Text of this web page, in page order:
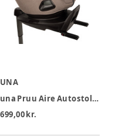
Nuna Pruu Aire Autostol - Ceder
kr.